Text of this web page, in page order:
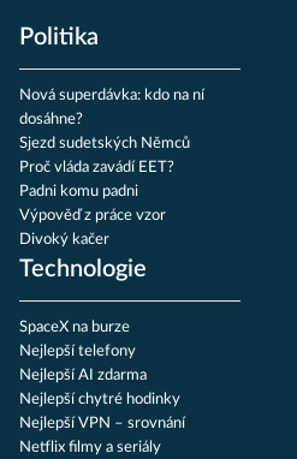
Politika
Nová superdávka: kdo na ní
dosáhne?
Sjezd sudetských Němců
Proč vláda zavádí EET?
Padni komu padni
Výpověď z práce vzor
Divoký kačer
Technologie
SpaceX na burze
Nejlepší telefony
Nejlepší AI zdarma
Nejlepší chytré hodinky
Nejlepší VPN – srovnání
Netflix filmy a seriály